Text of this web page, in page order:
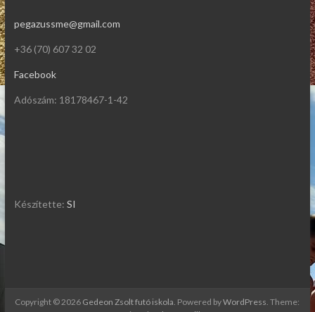
pegazussme@gmail.com
+36 (70) 607 32 02
Facebook
Adószám: 18178467-1-42
Készítette: SI
Copyright © 2026 Gedeon Zsolt futó iskola . Powered byWordPress . Theme: